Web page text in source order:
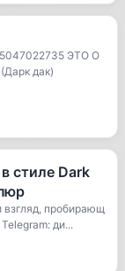
ЭТО О
дак)
стиле Dark
взгляд, пробирающ
ди...